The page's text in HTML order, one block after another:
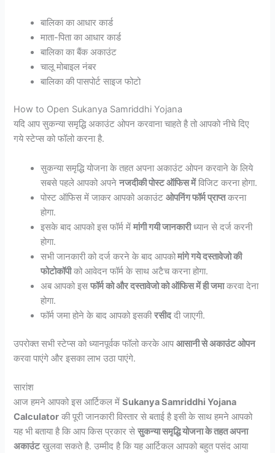
बालिका का आधार कार्ड
माता-पिता का आधार कार्ड
बालिका का बैंक अकाउंट
चालू मोबाइल नंबर
बालिका की पासपोर्ट साइज फोटो
How to Open Sukanya Samriddhi Yojana
यदि आप सुकन्या समृद्धि अकाउंट ओपन करवाना चाहते है तो आपको नीचे दिए
गये स्टेप्स को फॉलो करना है.
सुकन्या समृद्धि योजना के तहत अपना अकाउंट ओपन करवाने के लिये
सबसे पहले आपको अपनेनजदीकी पोस्ट ऑफिस मेंविजिट करना होगा.
पोस्ट ऑफिस में जाकर आपको अकाउंटओपनिंग फॉर्म प्राप्तकरना
होगा.
इसके बाद आपको इस फॉर्म मेंमांगी गयी जानकारीध्यान से दर्ज करनी
होगा.
सभी जानकारी को दर्ज करने के बाद आपकोमांगे गये दस्तावेजो की
फोटोकॉपीको आवेदन फॉर्म के साथ अटैच करना होगा.
अब आपको इसफॉर्म को और दस्तावेजो को ऑफिस में ही जमाकरवा देना
होगा.
फॉर्म जमा होने के बाद आपको इसकीरसीददी जाएगी.
उपरोक्त सभी स्टेप्स को ध्यानपूर्वक फॉलो करके आपआसानी से अकाउंट ओपन
करवा पाएंगे और इसका लाभ उठा पाएंगे.
सारांश
आज हमने आपको इस आर्टिकल मेंSukanya Samriddhi Yojana
Calculator की पूरी जानकारी विस्तार से बताई है इसी के साथ हमने आपको
यह भी बताया है कि आप किस प्रकार सेसुकन्या समृद्धि योजना के तहत अपना
अकाउंटखुलवा सकते है. उम्मीद है कि यह आर्टिकल आपको बहुत पसंद आया